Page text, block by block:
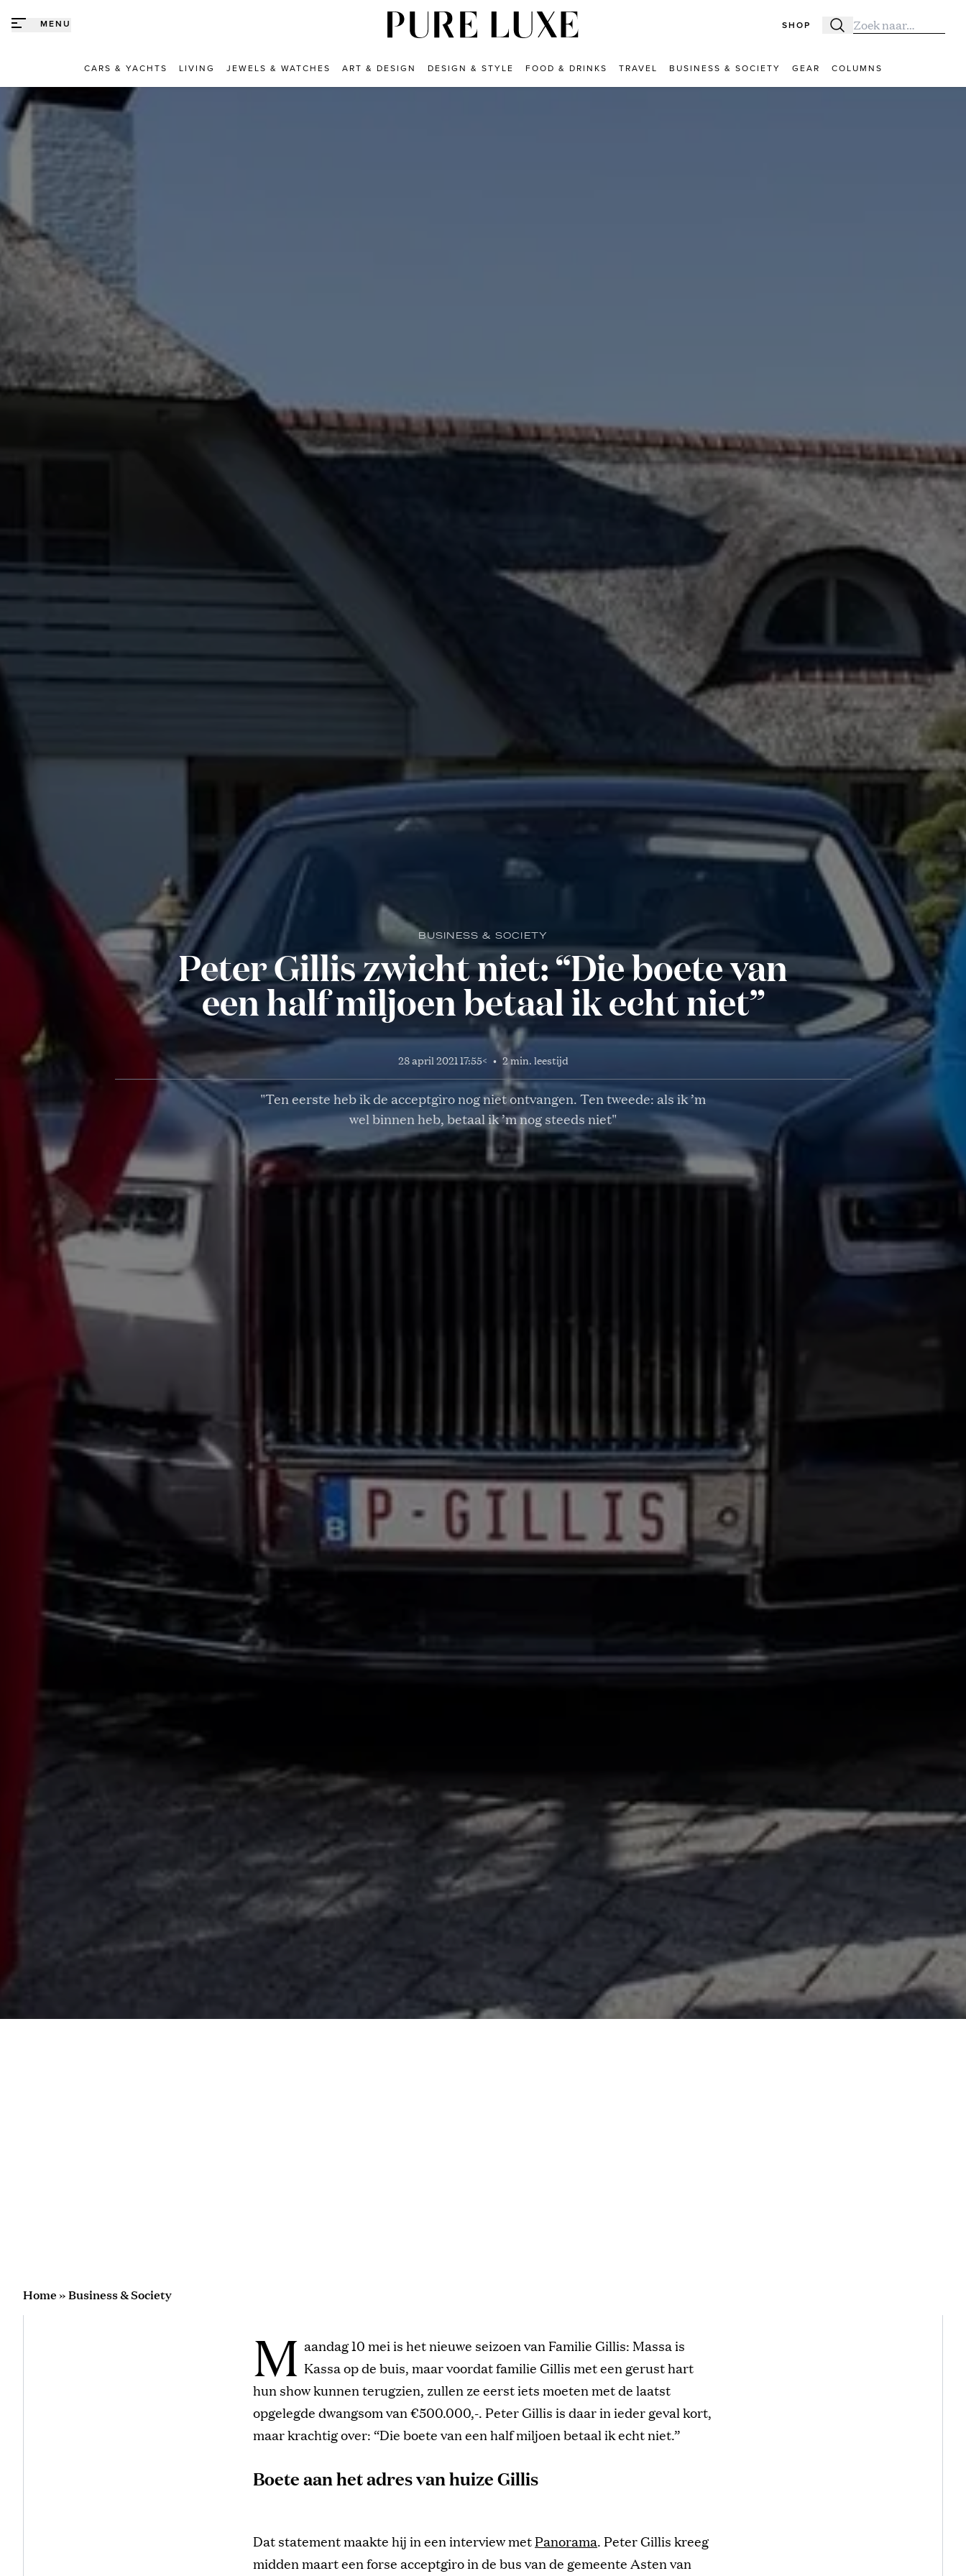
MENU SHOP Zoeken
Zoek naar:
CARS & YACHTS LIVING JEWELS & WATCHES ART & DESIGN DESIGN & STYLE FOOD & DRINKS TRAVEL BUSINESS & SOCIETY GEAR COLUMNS
BUSINESS & SOCIETY
Peter Gillis zwicht niet: “Die boete van
een half miljoen betaal ik echt niet”
28 april 2021 17:55< • 2 min. leestijd
"Ten eerste heb ik de acceptgiro nog niet ontvangen. Ten tweede: als ik ’m
wel binnen heb, betaal ik ’m nog steeds niet"
Home»Business & Society
M aandag 10 mei is het nieuwe seizoen van Familie Gillis: Massa is
Kassa op de buis, maar voordat familie Gillis met een gerust hart
hun show kunnen terugzien, zullen ze eerst iets moeten met de laatst
opgelegde dwangsom van €500.000,-. Peter Gillis is daar in ieder geval kort,
maar krachtig over: “Die boete van een half miljoen betaal ik echt niet.”
Boete aan het adres van huize Gillis
Dat statement maakte hij in een interview metPanorama. Peter Gillis kreeg
midden maart een forse acceptgiro in de bus van de gemeente Asten van